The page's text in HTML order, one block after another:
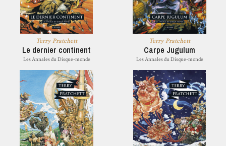
Terry Pratchett
Le dernier continent
Les Annales du Disque-monde
Terry Pratchett
Carpe Jugulum
Les Annales du Disque-monde